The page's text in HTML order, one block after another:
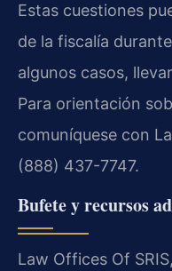
Estas cuestiones
de la fiscalía
algunos casos,
Para orientación
comuníquese con
(888) 437-7747.
Bufete y recursos
Law Offices Of